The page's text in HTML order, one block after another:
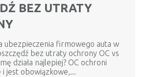
BEZ UTRATY
ubezpieczenia firmowego auta w
bez utraty ochrony OC vs
działa najlepiej? OC ochroni
jest obowiązkowe,...